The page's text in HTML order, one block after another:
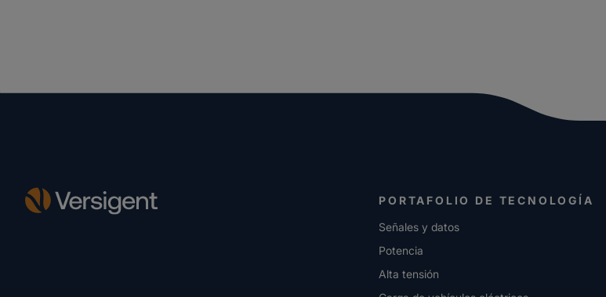
PORTAFOLIO DE TECNOLOGÍA
Señales y datos
Potencia
Alta tensión